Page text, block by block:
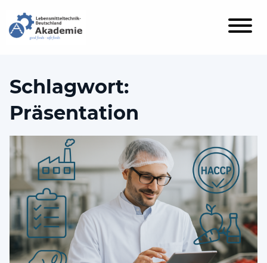
Schlagwort:
Präsentation